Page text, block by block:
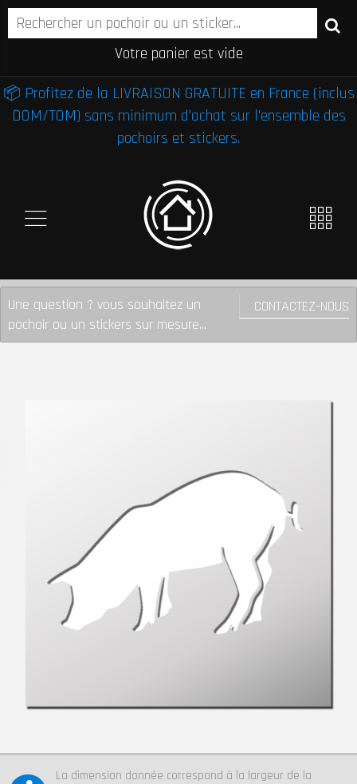
Votre panier est vide
📦 Profitez de la LIVRAISON GRATUITE en France (inclus
DOM/TOM) sans minimum d'achat sur l'ensemble des
pochoirs et stickers.
CONTACTEZ-NOUS
Une question ? vous souhaitez un
pochoir ou un stickers sur mesure...
La dimension donnée correspond à la largeur de la